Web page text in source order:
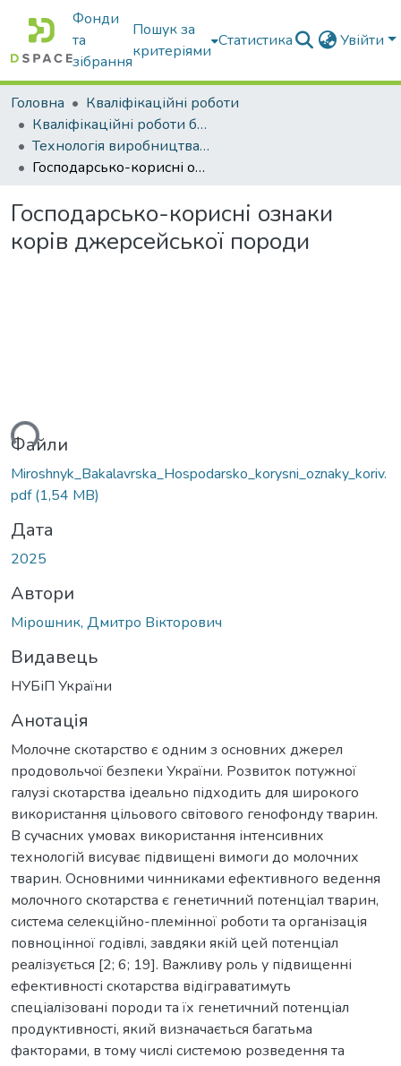
Фонди
та
зібрання
Пошук за
критеріями
Статистика Увійти
Головна
Кваліфікаційні роботи
Кваліфікаційні роботи бакалаврів
Технологія виробництва і переробки продукції тваринництва
Господарсько-корисні ознаки корів джерсейської породи
Господарсько-корисні ознаки
корів джерсейської породи
Файли
Miroshnyk_Bakalavrska_Hospodarsko_korysni_oznaky_koriv.
pdf(1,54 MB)
Дата
2025
Автори
Мірошник, Дмитро Вікторович
Видавець
НУБіП України
Анотація
Молочне скотарство є одним з основних джерел
продовольчої безпеки України. Розвиток потужної
галузі скотарства ідеально підходить для широкого
використання цільового світового генофонду тварин.
В сучасних умовах використання інтенсивних
технологій висуває підвищені вимоги до молочних
тварин. Основними чинниками ефективного ведення
молочного скотарства є генетичний потенціал тварин,
система селекційно-племінної роботи та організація
повноцінної годівлі, завдяки якій цей потенціал
реалізується [2; 6; 19]. Важливу роль у підвищенні
ефективності скотарства відіграватимуть
спеціалізовані породи та їх генетичний потенціал
продуктивності, який визначається багатьма
факторами, в тому числі системою розведення та